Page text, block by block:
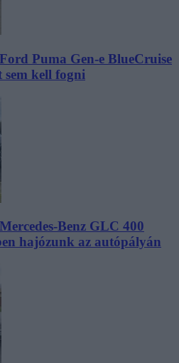
Puma Gen-e BlueCruise
kell fogni
Benz GLC 400
hajózunk az autópályán